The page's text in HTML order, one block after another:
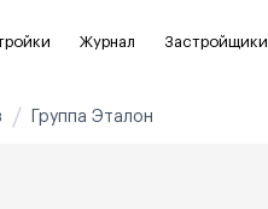
Журнал Застройщики
Группа Эталон